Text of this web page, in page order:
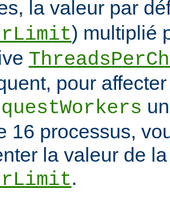
la valeur par
) multiplié
pour
16 processus,
la valeur de
.